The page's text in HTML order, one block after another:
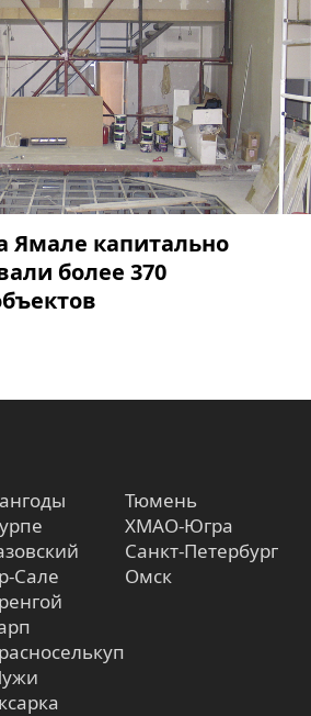
Ямале капитально
более 370
Сале
Тюмень
ХМАО-Югра
Санкт-Петербург
Омск